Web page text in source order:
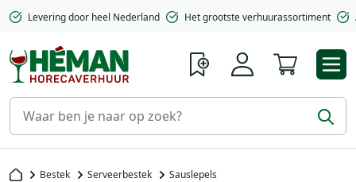
Levering door heel Nederland Het grootste verhuurassortiment
Bestek Serveerbestek Sauslepels